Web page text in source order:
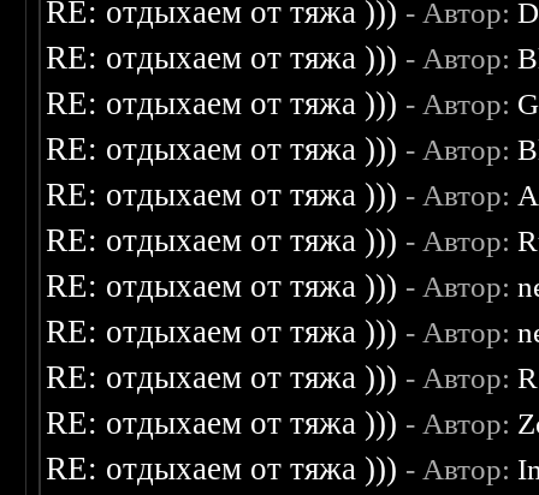
RE: отдыхаем от тяжа ))) - Автор:
RE: отдыхаем от тяжа ))) - Автор:
RE: отдыхаем от тяжа ))) - Автор:
RE: отдыхаем от тяжа ))) - Автор:
RE: отдыхаем от тяжа ))) - Автор:
RE: отдыхаем от тяжа ))) - Автор:
RE: отдыхаем от тяжа ))) - Автор:
RE: отдыхаем от тяжа ))) - Автор:
RE: отдыхаем от тяжа ))) - Автор:
RE: отдыхаем от тяжа ))) - Автор:
RE: отдыхаем от тяжа ))) - Автор: